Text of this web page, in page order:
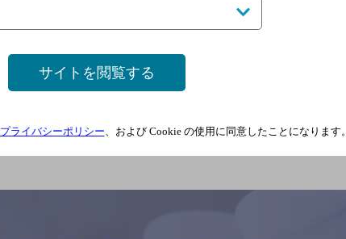
サイトを閲覧する
プライバシーポリシー 、および Cookie の使用に同意したことになります。